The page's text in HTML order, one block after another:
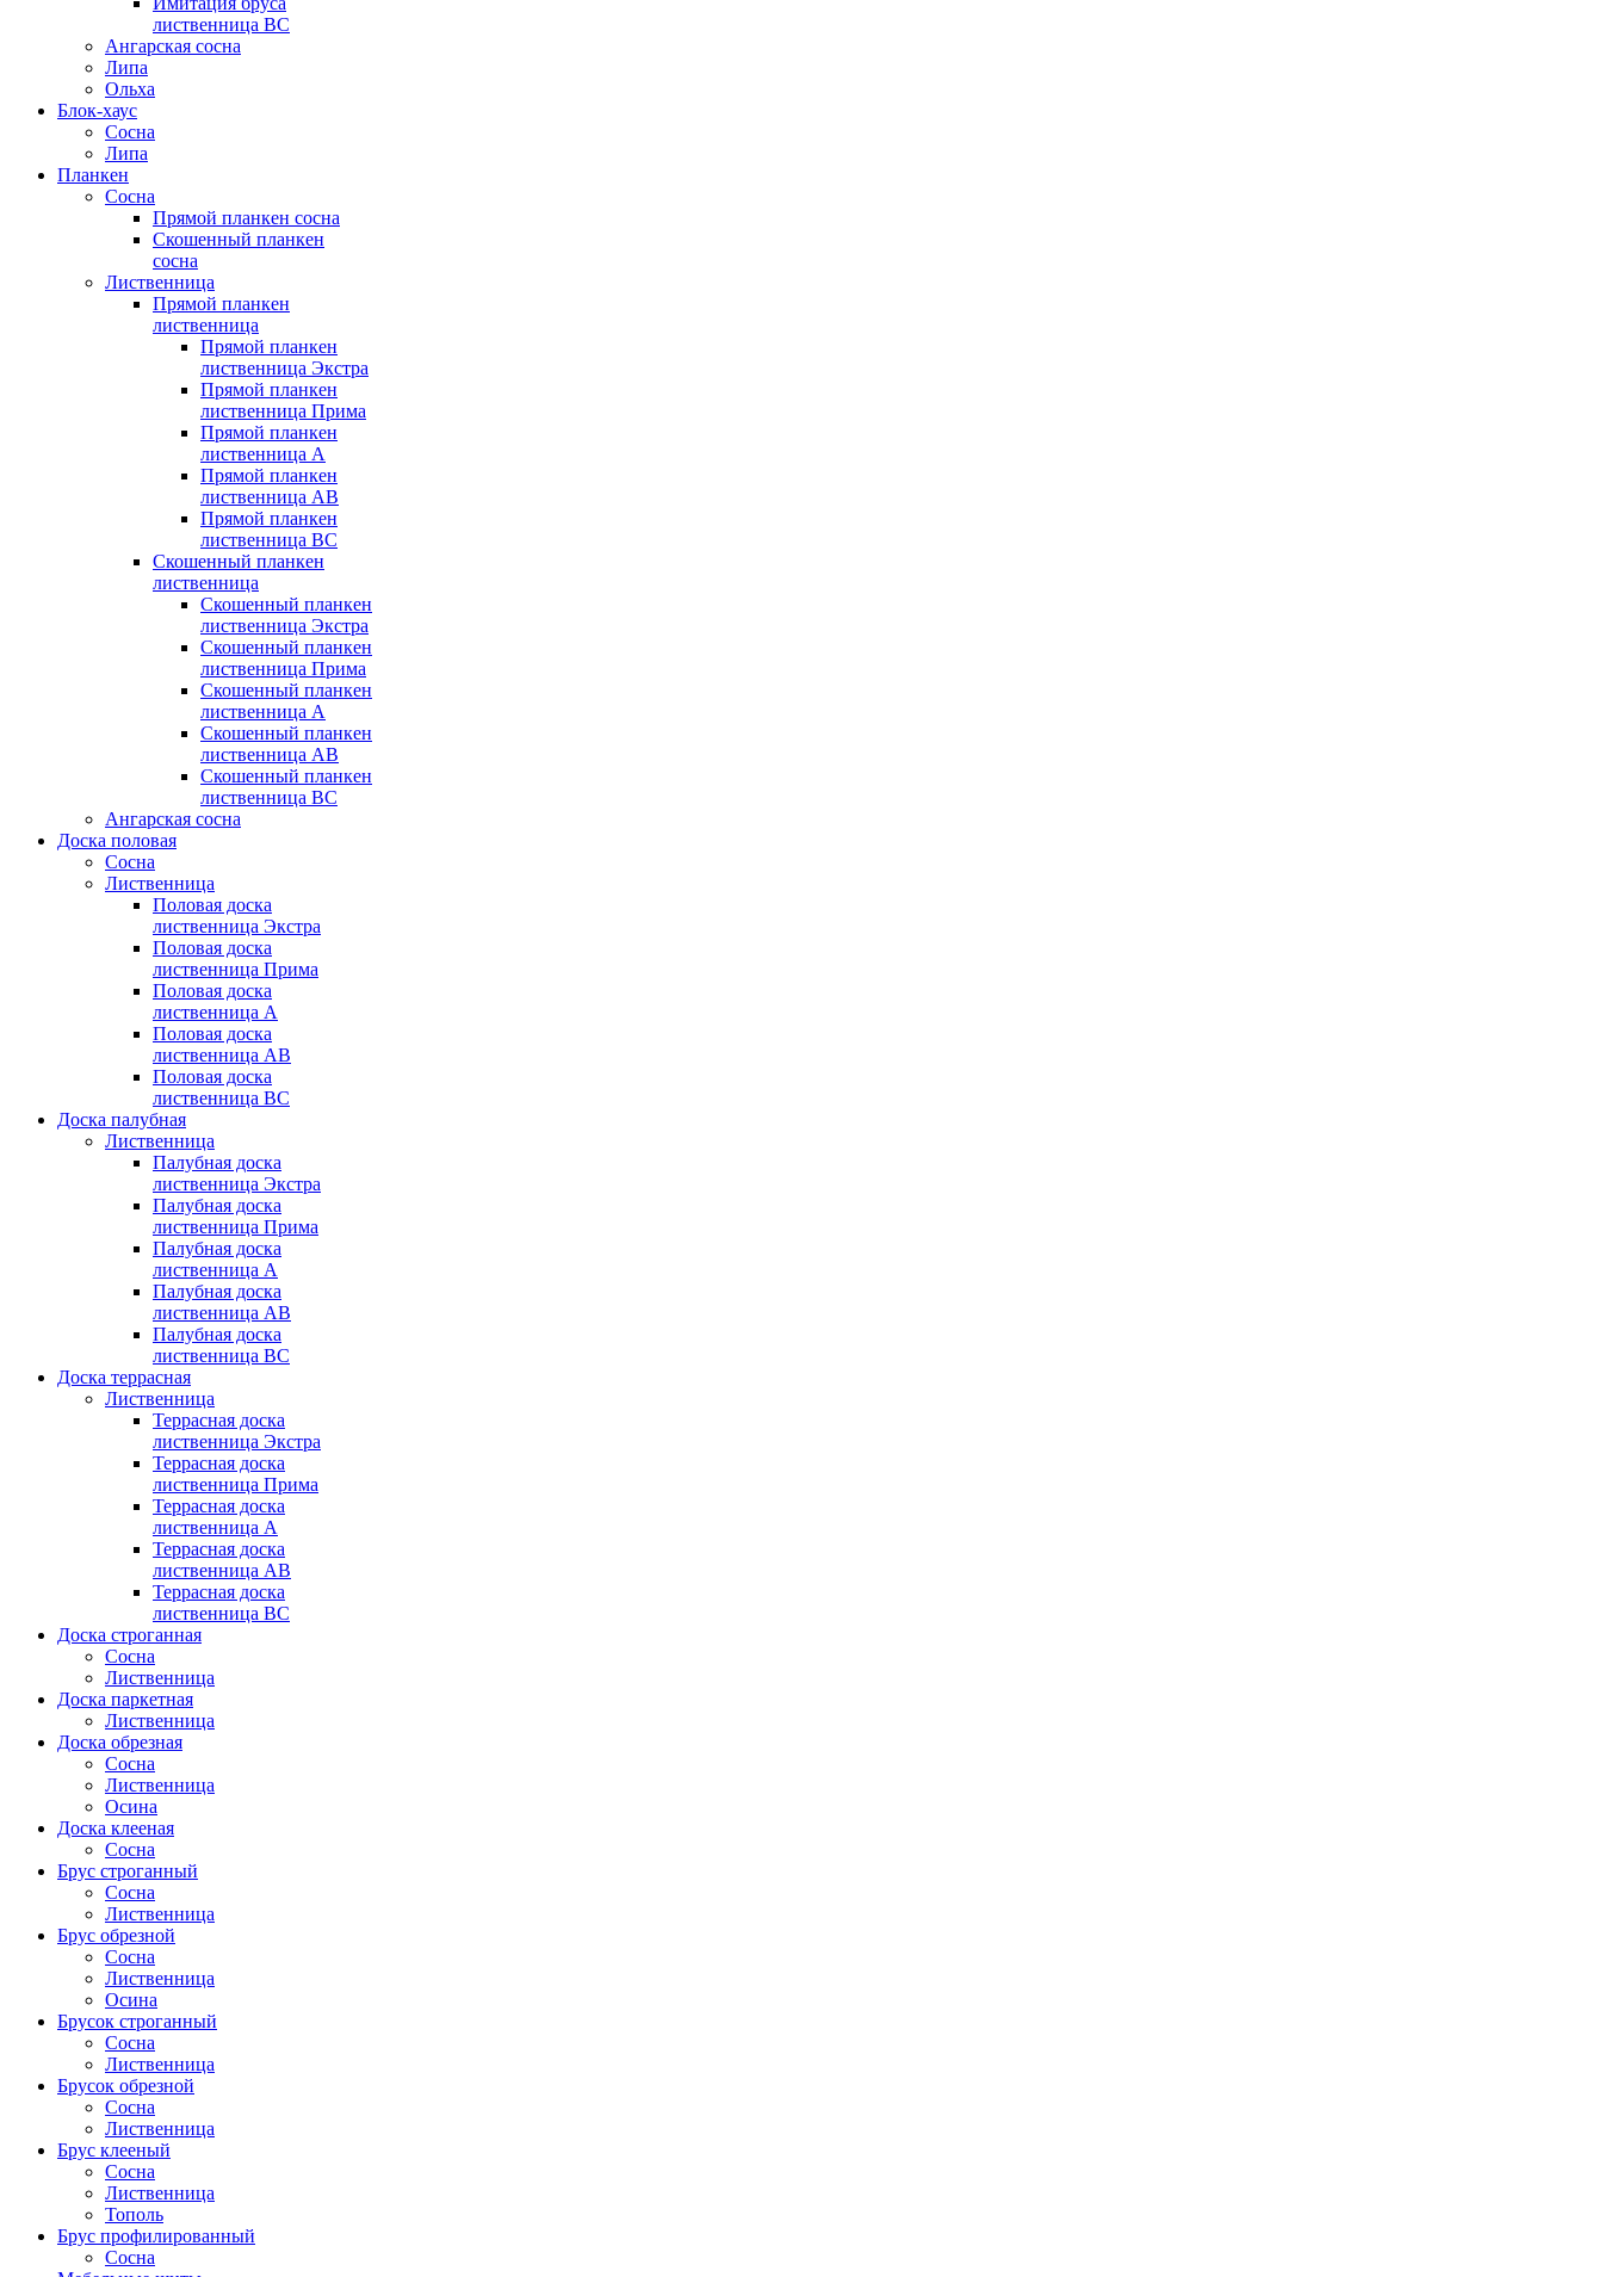
лиственница BC
Ангарская сосна
Липа
Ольха
Блок-хаус
Сосна
Липа
Планкен
Сосна
Прямой планкен сосна
Скошенный планкен
сосна
Лиственница
Прямой планкен
лиственница
Прямой планкен
лиственница Экстра
Прямой планкен
лиственница Прима
Прямой планкен
лиственница А
Прямой планкен
лиственница AB
Прямой планкен
лиственница BC
Скошенный планкен
лиственница
Скошенный планкен
лиственница Экстра
Скошенный планкен
лиственница Прима
Скошенный планкен
лиственница А
Скошенный планкен
лиственница AB
Скошенный планкен
лиственница BC
Ангарская сосна
Доска половая
Сосна
Лиственница
Половая доска
лиственница Экстра
Половая доска
лиственница Прима
Половая доска
лиственница А
Половая доска
лиственница АB
Половая доска
лиственница BC
Доска палубная
Лиственница
Палубная доска
лиственница Экстра
Палубная доска
лиственница Прима
Палубная доска
лиственница А
Палубная доска
лиственница АB
Палубная доска
лиственница BC
Доска террасная
Лиственница
Террасная доска
лиственница Экстра
Террасная доска
лиственница Прима
Террасная доска
лиственница А
Террасная доска
лиственница AB
Террасная доска
лиственница BC
Доска строганная
Сосна
Лиственница
Доска паркетная
Лиственница
Доска обрезная
Сосна
Лиственница
Осина
Доска клееная
Сосна
Брус строганный
Сосна
Лиственница
Брус обрезной
Сосна
Лиственница
Осина
Брусок строганный
Сосна
Лиственница
Брусок обрезной
Сосна
Лиственница
Брус клееный
Сосна
Лиственница
Тополь
Брус профилированный
Сосна